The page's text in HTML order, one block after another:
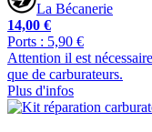
La Bécanerie
14,00 €
Ports : 5,90 €
Attention il est
que de carburateurs.
Plus d'infos